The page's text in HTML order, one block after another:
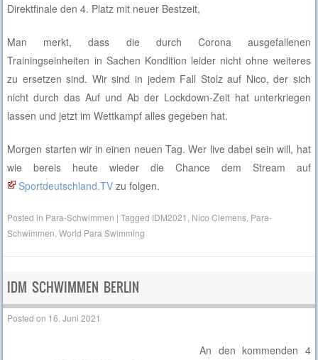
Direktfinale den 4. Platz mit neuer Bestzeit,
Man merkt, dass die durch Corona ausgefallenen
Trainingseinheiten in Sachen Kondition leider nicht ohne weiteres
zu ersetzen sind. Wir sind in jedem Fall Stolz auf Nico, der sich
nicht durch das Auf und Ab der Lockdown-Zeit hat unterkriegen
lassen und jetzt im Wettkampf alles gegeben hat.
Morgen starten wir in einen neuen Tag. Wer live dabei sein will, hat
wie bereis heute wieder die Chance dem Stream auf
Sportdeutschland.TV zu folgen.
Posted in Para-Schwimmen |Tagged IDM2021 Nico Clemens Para-
Schwimmen ,World Para Swimming
IDM SCHWIMMEN BERLIN
Posted on 16. Juni 2021
An den kommenden 4